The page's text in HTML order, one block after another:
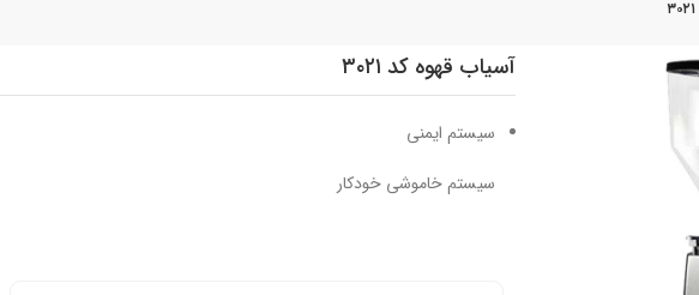
آسیاب قهوه کد ۳۰۲۱
سیستم ایمنی
سیستم خاموشی خودکار